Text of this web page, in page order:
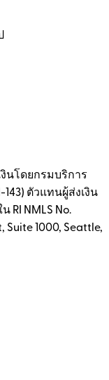
นโดยกรมบริการ
ตัวแทนผู้ส่งเงิน
RI NMLS No.
Suite 1000, Seattle,